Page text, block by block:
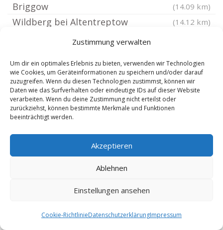
Zustimmung verwalten
Um dir ein optimales Erlebnis zu bieten, verwenden wir Technologien
wie Cookies, um Geräteinformationen zu speichern und/oder darauf
zuzugreifen. Wenn du diesen Technologien zustimmst, können wir
Daten wie das Surfverhalten oder eindeutige IDs auf dieser Website
verarbeiten. Wenn du deine Zustimmung nicht erteilst oder
zurückziehst, können bestimmte Merkmale und Funktionen
beeinträchtigt werden.
Akzeptieren
Ablehnen
Einstellungen ansehen
Cookie-RichtlinieDatenschutzerklärungImpressum
Briggow (14.09 km)
Wildberg bei Altentreptow (14.12 km)
Kruckow Vorpommern
MV (14.24 km)
Thürkow (14.32 km)
Burow bei Altentreptow (14.47 km)
Teterow
Golchen bei Altentreptow
Grammendorf
Daberkow